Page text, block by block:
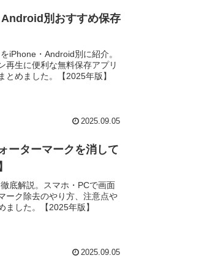
別おすすめ保存
iPhone・Android別に紹介。
再生に便利な無料保存アプリ
めました。【2025年版】
2025.09.05
ーターマークを消して
底解説。スマホ・PCで画面
ーク除去のやり方、注意点や
ました。【2025年版】
2025.09.05